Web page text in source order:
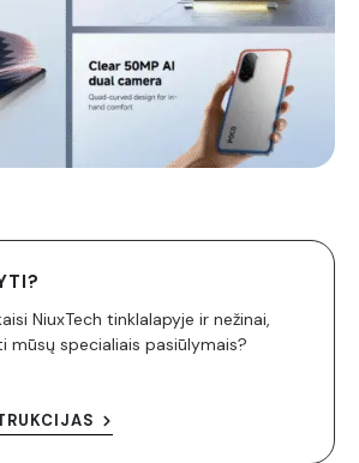
NiuxTech tinklalapyje ir nežinai,
mūsų specialiais pasiūlymais?